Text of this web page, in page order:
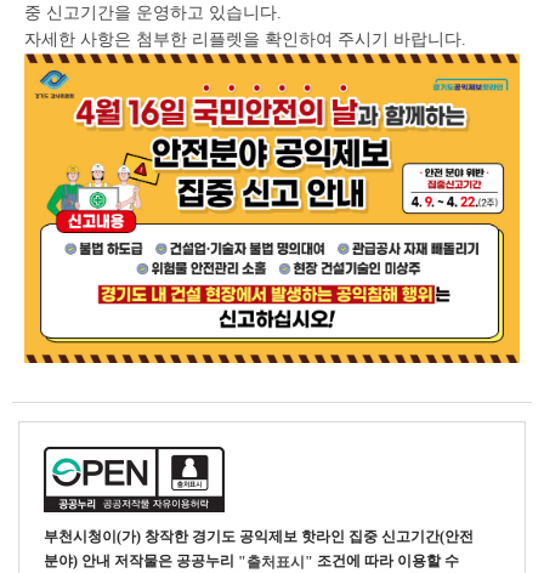
중 신고기간을 운영하고 있습니다.
자세한 사항은 첨부한 리플렛을 확인하여 주시기 바랍니다.
부천시청이(가) 창작한 경기도 공익제보 핫라인 집중 신고기간(안전
분야) 안내 저작물은 공공누리 "출처표시" 조건에 따라 이용할 수